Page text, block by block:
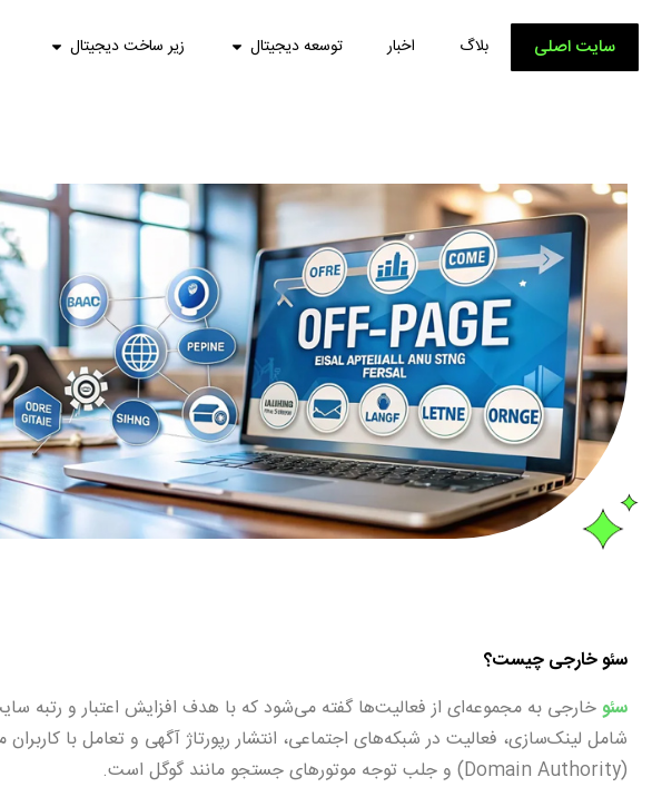
سایت اصلی بلاگ اخبار توسعه دیجیتال زیر ساخت دیجیتال
سئو خارجی چیست؟
سئوخارجی به مجموعه‌ای از فعالیت‌ها گفته می‌شود که با هدف افزایش اعتبار و رتبه
شامل لینک‌سازی، فعالیت در شبکه‌های اجتماعی، انتشار رپورتاژ آگهی و تعامل با
(Domain Authority) و جلب توجه موتورهای جستجو مانند گوگل است.